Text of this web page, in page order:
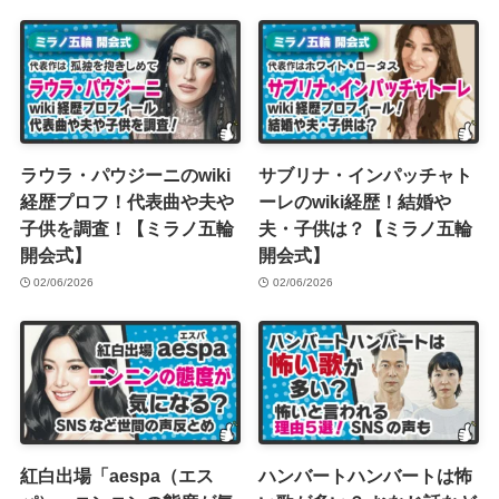
ラウラ・パウジーニのwiki
経歴プロフ！代表曲や夫や
子供を調査！【ミラノ五輪
開会式】
02/06/2026
サブリナ・インパッチャト
ーレのwiki経歴！結婚や
夫・子供は？【ミラノ五輪
開会式】
02/06/2026
紅白出場「aespa（エス
ハンバートハンバートは怖